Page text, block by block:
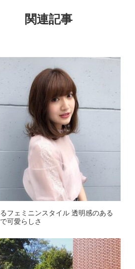
関連記事
フェミニンスタイル️ 透明感のある
可愛らしさ